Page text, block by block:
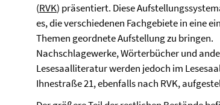
(RVK) präsentiert. Diese
es, die verschiedenen Fachgebiete in eine
Themen geordnete Aufstellung zu bringen.
Nachschlagewerke, Wörterbücher und
Lesesaalliteratur werden jedoch im
Ihnestraße 21, ebenfalls nach RVK,